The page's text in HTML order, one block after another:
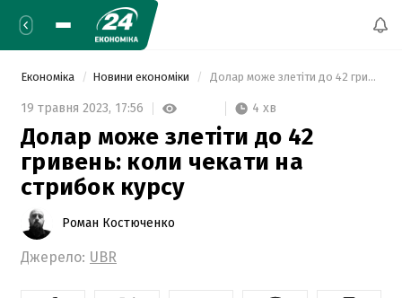
Економіка Новини економіки Долар може злетіти до 42 гривень: коли чекати на стрибок курсу
19 травня 2023, 17:56 4 хв
Долар може злетіти до 42
гривень: коли чекати на
стрибок курсу
Роман Костюченко
Джерело: UBR